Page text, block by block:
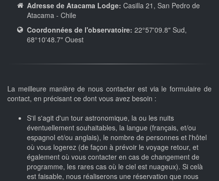
Adresse de Atacama Lodge: Casilla 21, San Pedro de
Atacama - Chile
Coordonnées de l'observatoire: 22°57'09.8" Sud,
68°10'48.7" Ouest
La meilleure manière de nous contacter est via le formulaire de
contact, en précisant ce dont vous avez besoin :
S'il s'agit d'un tour astronomique, la ou les nuits
éventuellement souhaitables, la langue (français, et/ou
espagnol et/ou anglais), le nombre de personnes et l'hôtel
où vous logerez (de façon à prévoir le voyage retour, et
également où vous contacter en cas de changement de
programme, les rares cas où le ciel est nuageux). Si celà
est faisable, nous réaliserons une réservation que nous